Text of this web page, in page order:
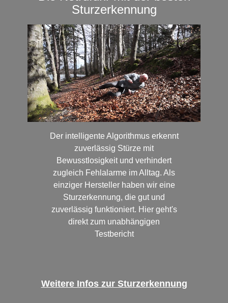
Sturzerkennung
Der intelligente Algorithmus erkennt
zuverlässig Stürze mit
Bewusstlosigkeit und verhindert
zugleich Fehlalarme im Alltag. Als
einziger Hersteller haben wir eine
Sturzerkennung, die gut und
zuverlässig funktioniert. ​Hier geht's
direkt zum unabhängigen
Testbericht
Weitere Infos zur Sturzerkennung